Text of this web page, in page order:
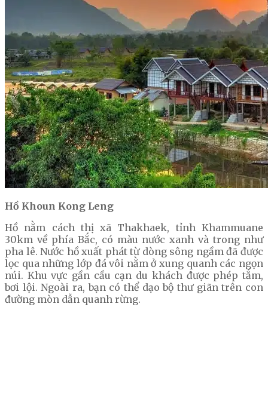
Hồ Khoun Kong Leng
Hồ nằm cách thị xã Thakhaek, tỉnh Khammuane
30km về phía Bắc, có màu nước xanh và trong như
pha lê. Nước hồ xuất phát từ dòng sông ngầm đã được
lọc qua những lớp đá vôi nằm ở xung quanh các ngọn
núi. Khu vực gần cầu cạn du khách được phép tắm,
bơi lội. Ngoài ra, bạn có thể dạo bộ thư giãn trên con
đường mòn dẫn quanh rừng.